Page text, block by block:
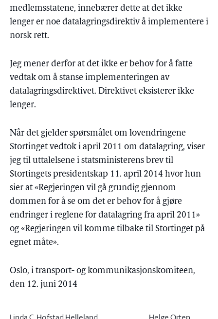
medlemsstatene, innebærer dette at det ikke
lenger er noe datalagringsdirektiv å implementere i
norsk rett.
Jeg mener derfor at det ikke er behov for å fatte
vedtak om å stanse implementeringen av
datalagringsdirektivet. Direktivet eksisterer ikke
lenger.
Når det gjelder spørsmålet om lovendringene
Stortinget vedtok i april 2011 om datalagring, viser
jeg til uttalelsene i statsministerens brev til
Stortingets presidentskap 11. april 2014 hvor hun
sier at «Regjeringen vil gå grundig gjennom
dommen for å se om det er behov for å gjøre
endringer i reglene for datalagring fra april 2011»
og «Regjeringen vil komme tilbake til Stortinget på
egnet måte».
Oslo, i transport- og kommunikasjonskomiteen,
den 12. juni 2014